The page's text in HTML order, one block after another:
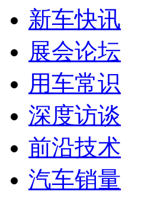
新车快讯
展会论坛
用车常识
深度访谈
前沿技术
汽车销量